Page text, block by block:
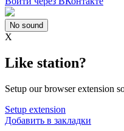
No sound
X
Like station?
Setup our browser extension
Setup extension
Добавить в закладки